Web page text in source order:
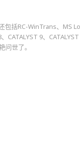
包括RC-WinTrans、MS
9、CATALYST
问世了。